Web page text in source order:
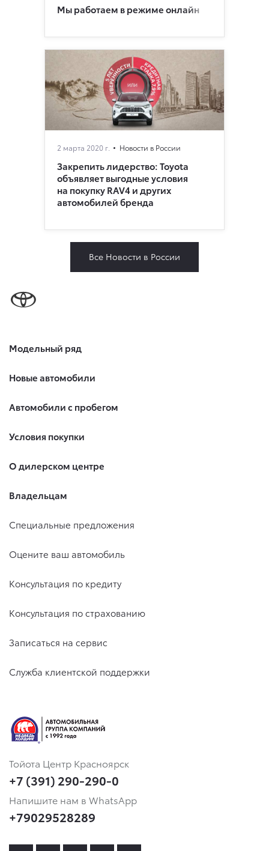
Мы работаем в режиме онлайн
2 марта 2020 г. Новости в России
Закрепить лидерство: Toyota
объявляет выгодные условия
на покупку RAV4 и других
автомобилей бренда
Все Новости в России
Модельный ряд
Новые автомобили
Автомобили с пробегом
Условия покупки
О дилерском центре
Владельцам
Специальные предложения
Оцените ваш автомобиль
Консультация по кредиту
Консультация по страхованию
Записаться на сервис
Служба клиентской поддержки
Тойота Центр Красноярск
+7 (391) 290-290-0
Напишите нам в WhatsApp
+79029528289